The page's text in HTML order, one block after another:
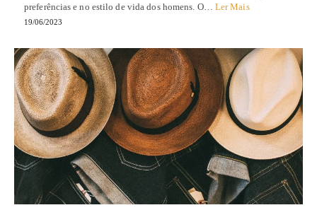
preferências e no estilo de vida dos homens. O… Ler Mais
19/06/2023